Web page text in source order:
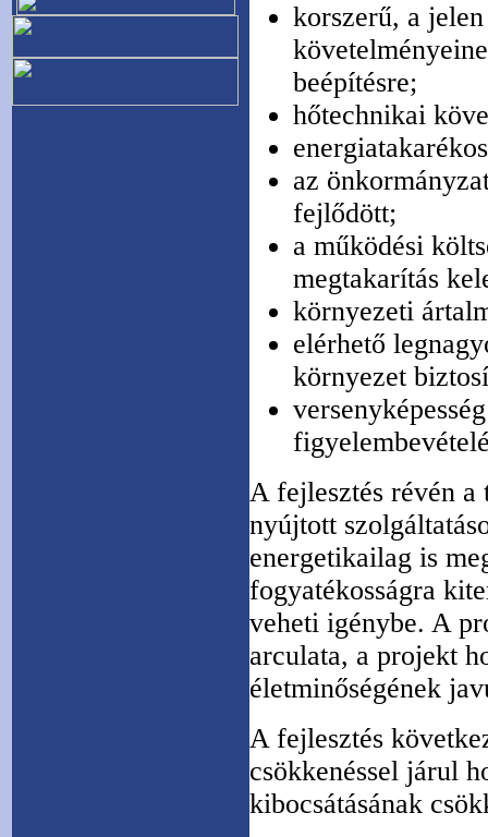
korszerű, a
beépítésre;
hőtechnikai
az
fejlődött;
a működési
megtakarítás
környezeti
elérhető
környezet
A fejlesztés révén a
nyújtott
energetikailag is
fogyatékosságra
veheti igénybe. A
arculata, a projekt
életminőségének
A fejlesztés
csökkenéssel járul
kibocsátásának